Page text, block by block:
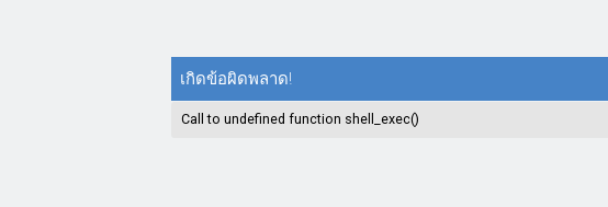
เกิดข้อผิดพลาด!
Call to undefined function shell_exec()